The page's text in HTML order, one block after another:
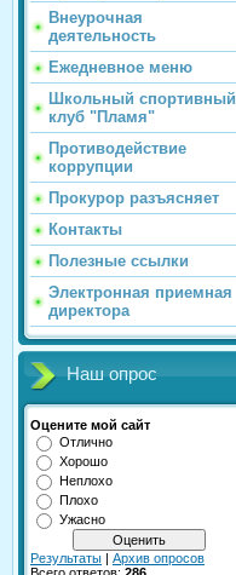
Внеурочная
деятельность
Ежедневное меню
Школьный спортивный
клуб "Пламя"
Противодействие
коррупции
Прокурор разъясняет
Контакты
Полезные ссылки
Электронная приемная
директора
Наш опрос
Оцените мой сайт
Отлично
Хорошо
Неплохо
Плохо
Ужасно
Результаты | Архив опросов